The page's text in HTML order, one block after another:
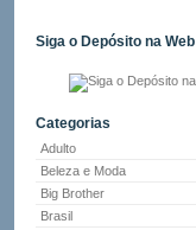
Siga o Depósito na Web
Categorias
Adulto
Beleza e Moda
Big Brother
Brasil